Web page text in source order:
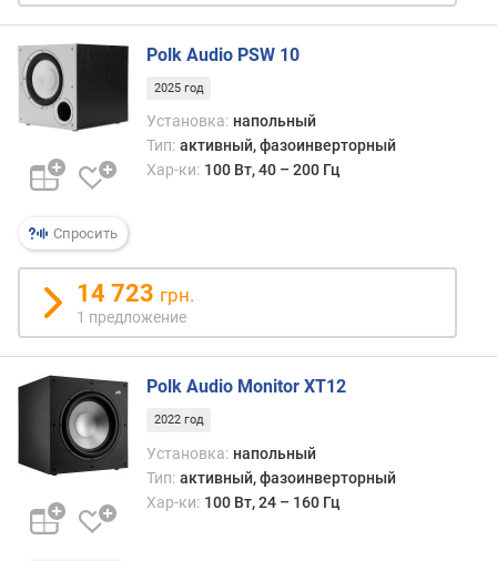
и
я
п
к
и
ч
е
с
т
в
у
п
р
д
л
о
Спросить
Polk Audio PSW 10
2025 год
Установка: напольный
Тип: активный, фазоинверторный
Хар-ки: 100 Вт, 40 – 200 Гц
14 723 грн.
1 предложение
Polk Audio Monitor XT12
2022 год
Установка: напольный
Тип: активный, фазоинверторный
Хар-ки: 100 Вт, 24 – 160 Гц